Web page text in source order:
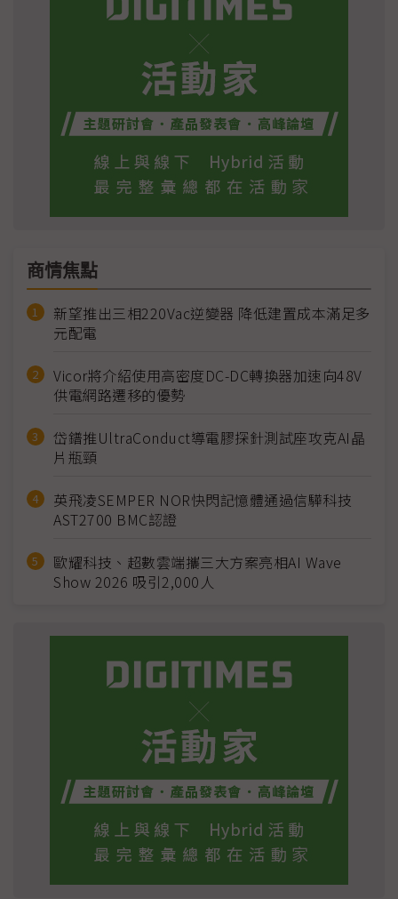
商情焦點
新望推出三相220Vac逆變器 降低建置成本滿足多
元配電
Vicor將介紹使用高密度DC-DC轉換器加速向48V
供電網路遷移的優勢
岱鐠推UltraConduct導電膠探針測試座攻克AI晶
片瓶頸
英飛凌SEMPER NOR快閃記憶體通過信驊科技
AST2700 BMC認證
歐耀科技、超數雲端攜三大方案亮相AI Wave
Show 2026 吸引2,000人